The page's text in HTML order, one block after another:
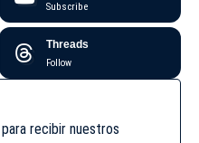
Subscribe
Threads
Follow
recibir nuestros